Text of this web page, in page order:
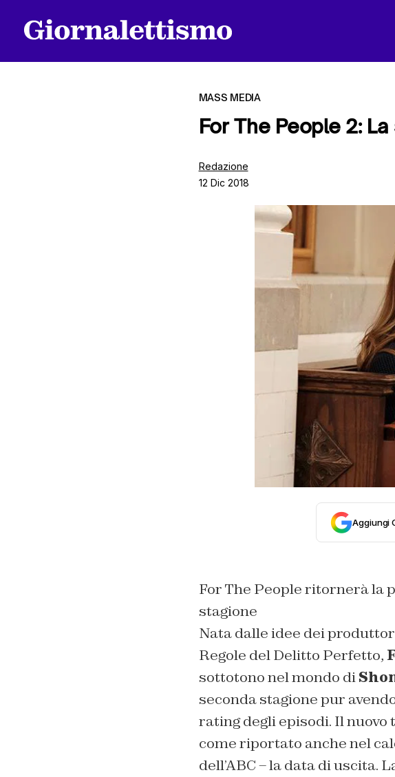
MASS MEDIA
For The People 2:
Redazione
12 Dic 2018
Aggiungi
For The People ritornerà la
stagione
Nata dalle idee dei
Regole del Delitto Perfetto,
sottotono nel mondo di
seconda stagione pur
rating degli episodi. Il
come riportato anche nel
dell’ABC – la data di